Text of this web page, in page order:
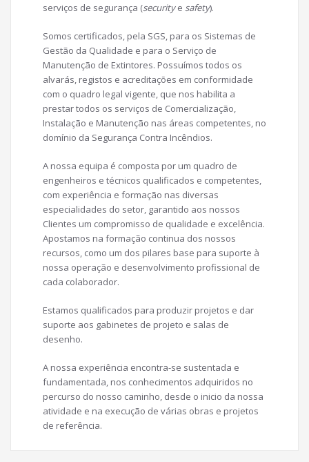
serviços de segurança (securitye safety).
​Somos certificados, pela SGS, para os Sistemas de
Gestão da Qualidade e para o Serviço de
Manutenção de Extintores.​ Possuímos todos os
alvarás, registos e acreditações em conformidade
com o quadro legal vigente, que nos habilita a
prestar todos os serviços de Comercialização,
Instalação e Manutenção nas áreas competentes, no
domínio da Segurança Contra Incêndios.
A nossa equipa é composta por um quadro de
engenheiros e técnicos qualificados e competentes,
com experiência e formação nas diversas
especialidades do setor, garantido aos nossos
Clientes um compromisso de qualidade e excelência.
Apostamos na formação continua dos nossos
recursos, como um dos pilares base para suporte à
nossa operação e desenvolvimento profissional de
cada colaborador.
Estamos qualificados para produzir projetos e dar
suporte aos gabinetes de projeto e salas de
desenho.
A nossa experiência encontra-se sustentada e
fundamentada, nos conhecimentos adquiridos no
percurso do nosso caminho, desde o inicio da nossa
atividade e na execução de várias obras e projetos
de referência.